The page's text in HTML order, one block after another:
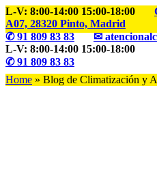
L-V: 8:00-14:00 15:00-18:00
A07, 28320 Pinto, Madrid
✆91 809 83 83
✉
L-V: 8:00-14:00 15:00-18:00
✆91 809 83 83
Home » Blog de Climatización y